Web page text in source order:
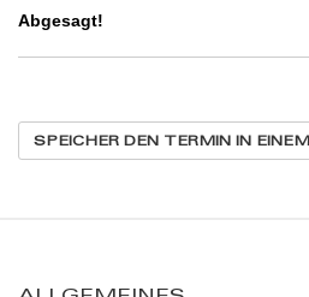
Abgesagt!
SPEICHER DEN TERMIN IN